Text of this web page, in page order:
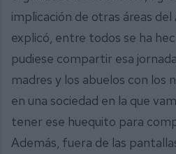
implicación de otras áreas
explicó, entre todos se ha
pudiese compartir esa
madres y los abuelos con los
en una sociedad en la que
tener ese huequito para
Además, fuera de las